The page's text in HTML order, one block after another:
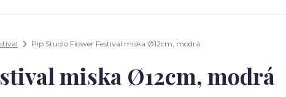
Pip Studio Flower Festival miska Ø12cm, modrá
miska Ø12cm, modrá